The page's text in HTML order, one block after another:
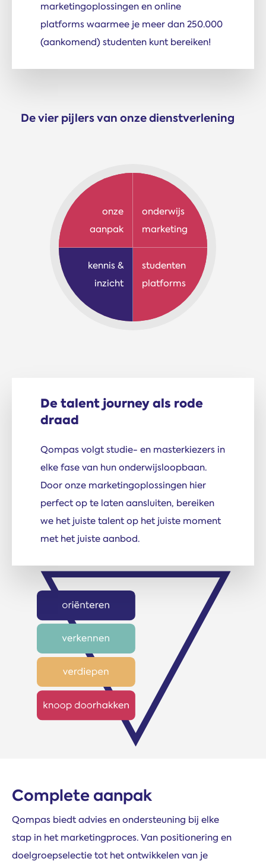
marketing­oplossingen en online
platforms waarmee je meer dan 250.000
(aankomend) studenten kunt bereiken!
De vier pijlers van onze dienstverlening
onze
aanpak
onderwijs
marketing
kennis &
inzicht
studenten
platforms
De talent journey als rode
draad
Qompas volgt studie- en masterkiezers in
elke fase van hun onderwijsloopbaan.
Door onze marketing­oplossingen hier
perfect op te laten aansluiten, bereiken
we het juiste talent op het juiste moment
met het juiste aanbod.
Complete aanpak
Qompas biedt advies en ondersteuning bij elke
stap in het marketingproces. Van positionering en
doelgroepselectie tot het ontwikkelen van je